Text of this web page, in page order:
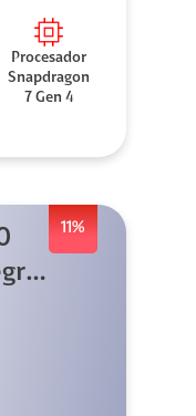
Procesador
Snapdragon
7 Gen 4
11%